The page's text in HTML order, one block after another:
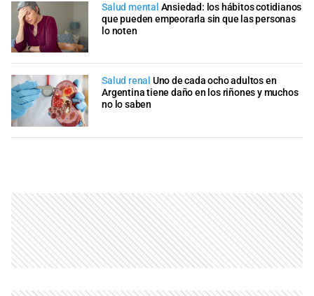
Salud mental Ansiedad: los hábitos cotidianos
que pueden empeorarla sin que las personas
lo noten
Salud renal Uno de cada ocho adultos en
Argentina tiene daño en los riñones y muchos
no lo saben